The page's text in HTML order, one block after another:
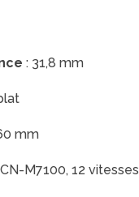
: 31,8 mm
mm
M7100, 12 vitesses